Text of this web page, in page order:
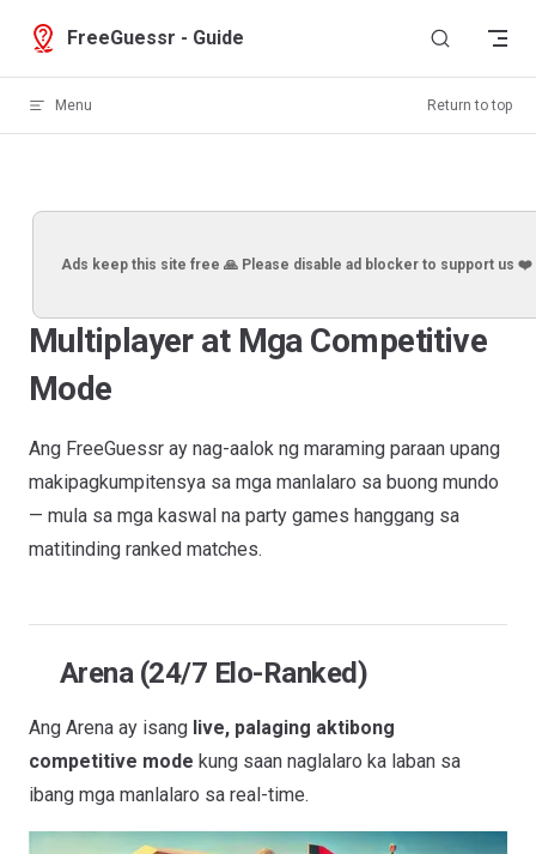
Skip to content
FreeGuessr - Guide
Menu Return to top
Ads keep this site free 🙏 Please disable ad blocker to support us ❤️
Multiplayer at Mga Competitive
Mode
Ang FreeGuessr ay nag-aalok ng maraming paraan upang
makipagkumpitensya sa mga manlalaro sa buong mundo
— mula sa mga kaswal na party games hanggang sa
matitinding ranked matches.
Arena (24/7 Elo-Ranked)
Ang Arena ay isang live, palaging aktibong
competitive mode kung saan naglalaro ka laban sa
ibang mga manlalaro sa real-time.